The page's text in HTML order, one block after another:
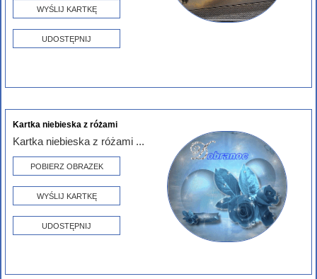
WYŚLIJ KARTKĘ
UDOSTĘPNIJ
Kartka niebieska z różami
Kartka niebieska z różami ...
POBIERZ OBRAZEK
WYŚLIJ KARTKĘ
UDOSTĘPNIJ